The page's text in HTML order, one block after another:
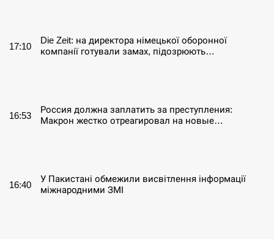
17:10
Die Zeit: на директора німецької оборонної
компанії готували замах, підозрюють…
16:53
Россия должна заплатить за преступления:
Макрон жестко отреагировал на новые…
16:40
У Пакистані обмежили висвітлення інформації
міжнародними ЗМІ